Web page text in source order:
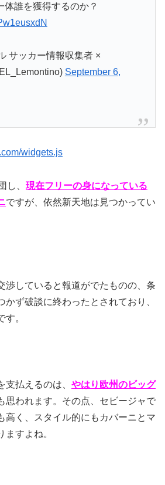
体誰を獲得するのか？
サッカー情報収集者 ×
September 6,
widgets.js
し、 現在フリーの身になっている
ですが、依然新天地は見つかってい
渉していると報道がでたものの、条
かず破談に終わったとされており、
。
払えるのは、 やはり欧州のビッグ
思われます。その点、セビージャで
高く、スタイル的にもカバーニとマ
ますよね。